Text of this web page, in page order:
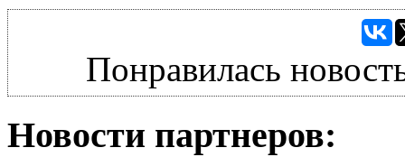
Понравилась
Новости партнеров: